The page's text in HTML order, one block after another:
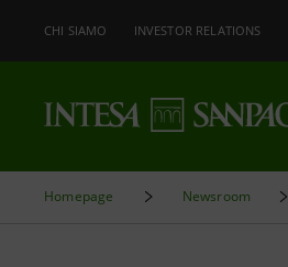
CHI SIAMO INVESTOR RELATIONS
Homepage Newsroom